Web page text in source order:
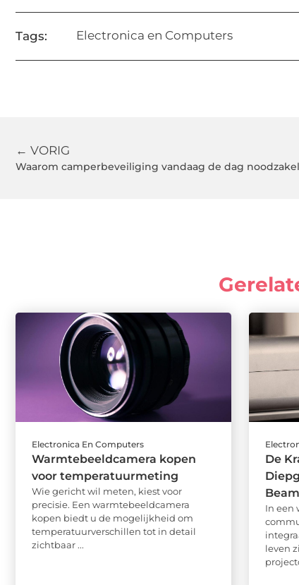
Tags: Electronica en Computers
← VORIG
Waarom camperbeveiliging vandaag de dag
Electronica En Computers
Warmtebeeldcamera kopen
voor temperatuurmeting
Wie gericht wil meten, kiest voor
precisie. Een warmtebeeldcamera
kopen biedt u de mogelijkheid om
temperatuurverschillen tot in detail
zichtbaar ...
De
In een
leven